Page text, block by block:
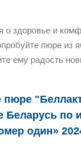
о здоровье и
пюре из
ему радость
пюре
Беларусь по
один»